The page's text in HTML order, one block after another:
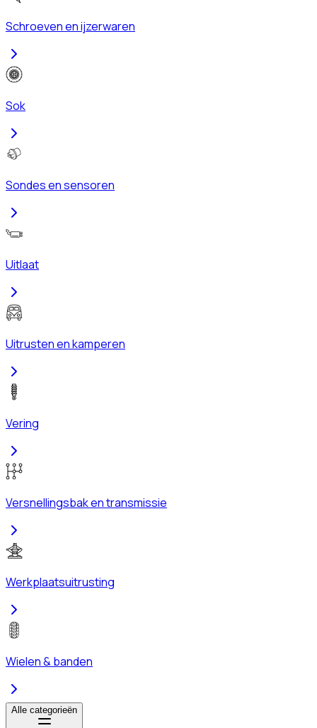
Schroeven en ijzerwaren
Sok
Sondes en sensoren
Uitlaat
Uitrusten en kamperen
Vering
Versnellingsbak en transmissie
Werkplaatsuitrusting
Wielen & banden
Alle categorieën